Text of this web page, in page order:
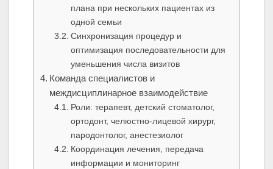
плана при нескольких пациентах из
одной семьи
Синхронизация процедур и
оптимизация последовательности для
уменьшения числа визитов
Команда специалистов и
междисциплинарное взаимодействие
Роли: терапевт, детский стоматолог,
ортодонт, челюстно-лицевой хирург,
пародонтолог, анестезиолог
Координация лечения, передача
информации и мониторинг